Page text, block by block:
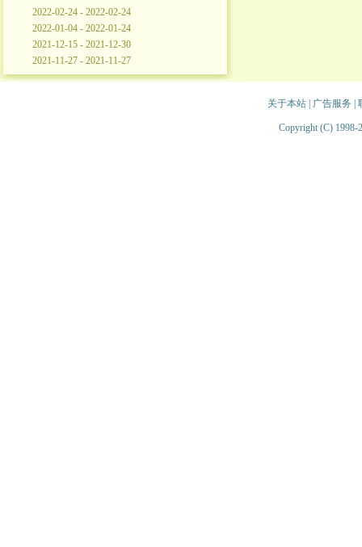
2022-02-24 - 2022-02-24
2022-01-04 - 2022-01-24
2021-12-15 - 2021-12-30
2021-11-27 - 2021-11-27
关于本站| 广告服务
Copyright (C) 1998-